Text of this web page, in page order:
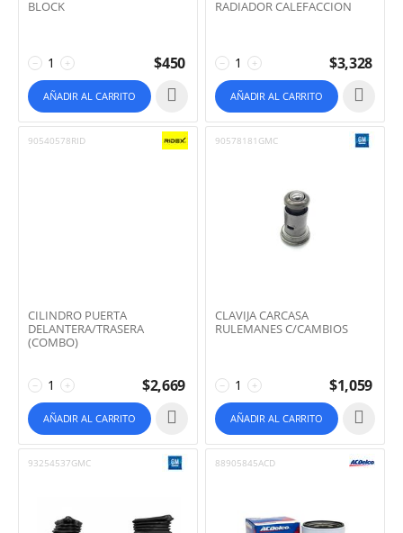
BLOCK
+
− $450
AÑADIR AL CARRITO
RADIADOR CALEFACCION
+
− $3,328
AÑADIR AL CARRITO
90540578RID
CILINDRO PUERTA
DELANTERA/TRASERA
(COMBO)
+
− $2,669
AÑADIR AL CARRITO
90578181GMC
CLAVIJA CARCASA
RULEMANES C/CAMBIOS
+
− $1,059
AÑADIR AL CARRITO
93254537GMC 88905845ACD